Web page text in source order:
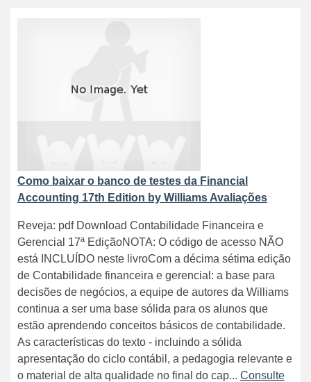
Como baixar o banco de testes da Financial
Accounting 17th Edition by Williams Avaliações
Reveja: pdf Download Contabilidade Financeira e
Gerencial 17ª EdiçãoNOTA: O código de acesso NÃO
está INCLUÍDO neste livroCom a décima sétima edição
de Contabilidade financeira e gerencial: a base para
decisões de negócios, a equipe de autores da Williams
continua a ser uma base sólida para os alunos que
estão aprendendo conceitos básicos de contabilidade.
As características do texto - incluindo a sólida
apresentação do ciclo contábil, a pedagogia relevante e
o material de alta qualidade no final do cap... Consulte